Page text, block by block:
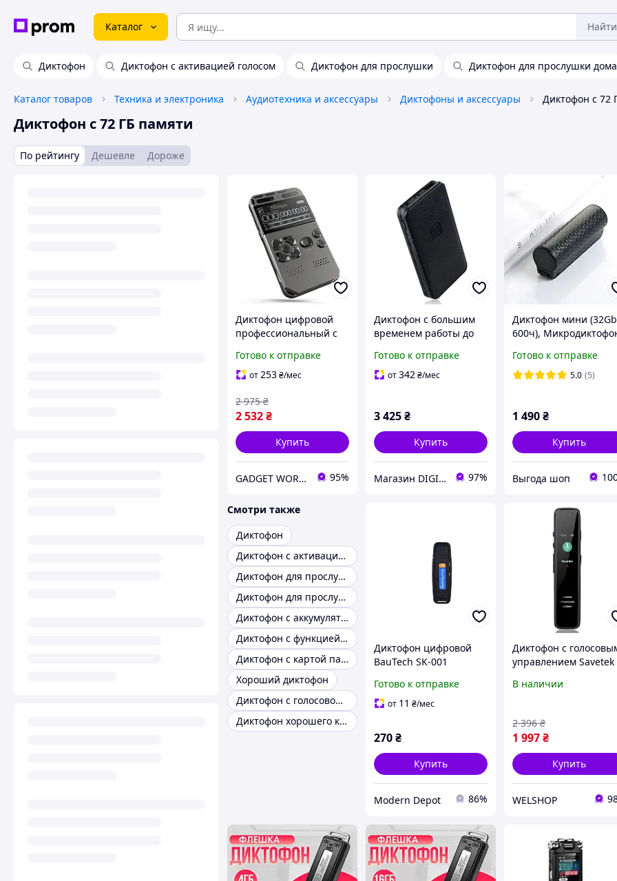
Каталог Найти
Диктофон Диктофон с активацией голосом Диктофон для прослушки Диктофон для прослушки дома
Каталог товаров Техника и электроника Аудиотехника и аксессуары Диктофоны и аксессуары Диктофон с 72
Диктофон с 72 ГБ памяти
По рейтингу Дешевле Дороже
Диктофон цифровой
профессиональный с
Nectronix V35, память 8
Гб, SD карты до 64 Гб,
Готово к отправке
от253₴/мес
2 532₴
2 975 ₴
Купить
GADGET WORLD - магазин гаджетов 95%
Диктофон с большим
временем работы до
память 16 Гб, запись
по датчику звука,
Готово к отправке
от342₴/мес
3 425₴
Купить
Магазин DIGITRON 97%
Диктофон мини (32Gb
600ч),
Готово к отправке
5.0 (5)
1 490₴
Купить
Выгода шоп
Смотри также
Диктофон
Диктофон с активацией голосом
Диктофон для прослушки
Диктофон для прослушки дома
Диктофон с аккумулятором
Диктофон с функцией активации голосом
Диктофон с картой памяти
Хороший диктофон
Диктофон с голосовой активацией записи
Диктофон хорошего качества
Диктофон цифровой
BauTech SK-001
памяти)
Готово к отправке
от 11 ₴/мес
270₴
Купить
Modern Depot 86%
Диктофон с
управлением Savetek
памяти UDstore -
В наличии
1 997₴
2 396 ₴
Купить
WELSHOP